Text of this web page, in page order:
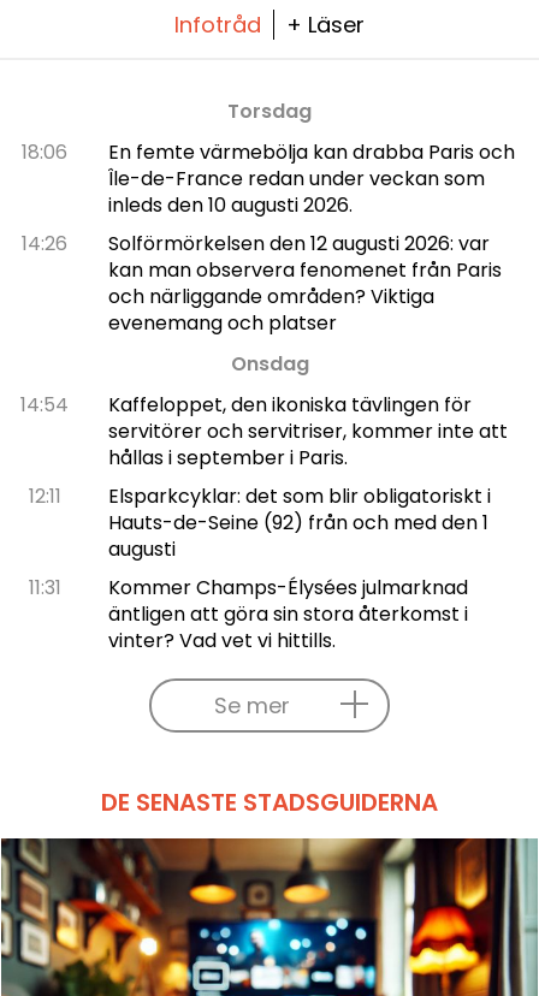
Infotråd + Läser
Torsdag
18:06
En femte värmebölja kan drabba Paris och
Île-de-France redan under veckan som
inleds den 10 augusti 2026.
14:26
Solförmörkelsen den 12 augusti 2026: var
kan man observera fenomenet från Paris
och närliggande områden? Viktiga
evenemang och platser
Onsdag
14:54
Kaffeloppet, den ikoniska tävlingen för
servitörer och servitriser, kommer inte att
hållas i september i Paris.
12:11
Elsparkcyklar: det som blir obligatoriskt i
Hauts-de-Seine (92) från och med den 1
augusti
11:31
Kommer Champs-Élysées julmarknad
äntligen att göra sin stora återkomst i
vinter? Vad vet vi hittills.
Se mer
DE SENASTE STADSGUIDERNA